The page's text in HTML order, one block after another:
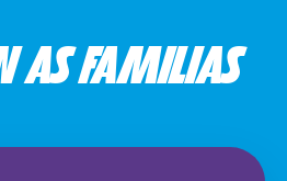
AS FAMILIAS